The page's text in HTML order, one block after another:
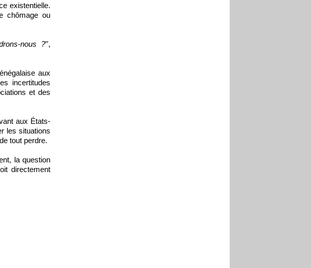
existentielle.
chômage ou
nous ?’’,
aux
incertitudes
et des
aux États-
les situations
tout perdre.
la question
directement